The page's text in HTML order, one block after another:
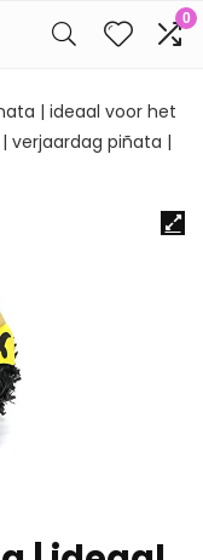
0
| ideaal voor het
verjaardag piñata |